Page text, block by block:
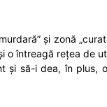
și zonă
întreagă rețea
și să-i dea, în